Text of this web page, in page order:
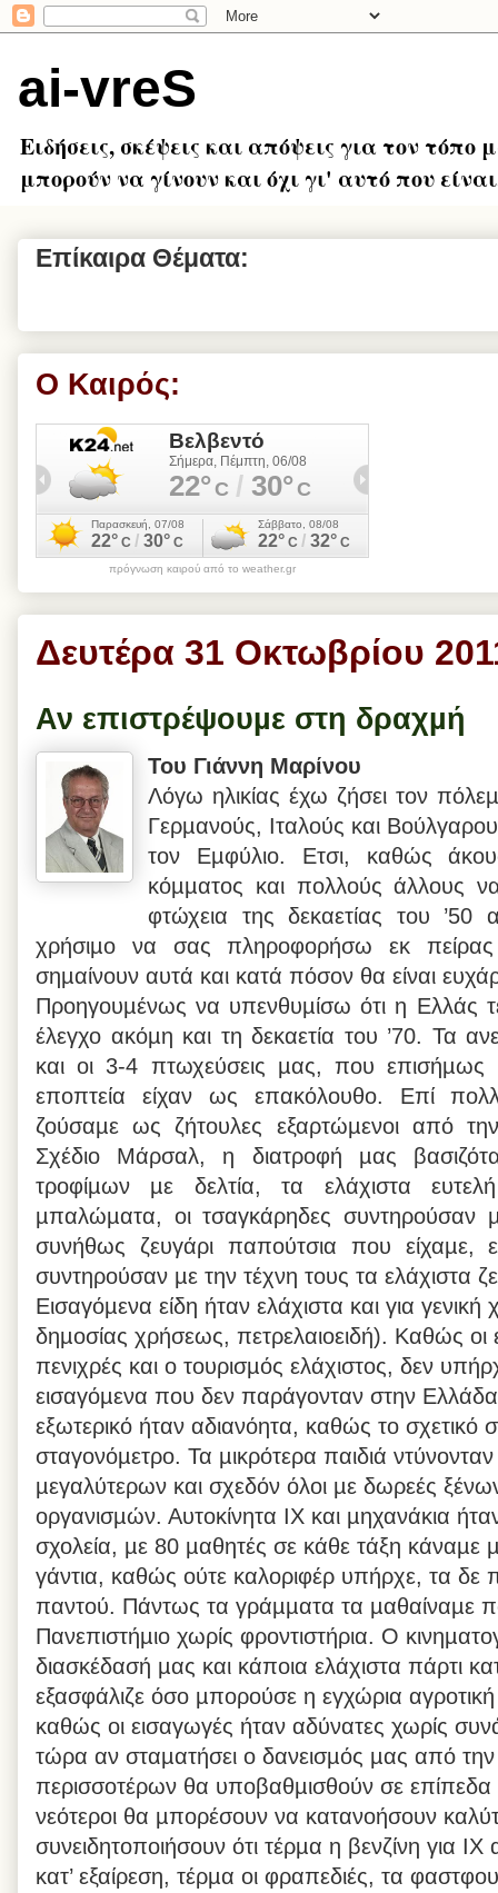
ai-vreS
Ειδήσεις, σκέψεις και απόψεις για τον
μπορούν να γίνουν και όχι γι' αυτό που
Επίκαιρα Θέματα:
Ο Καιρός:
πρόγνωση καιρού από το weather.gr
Δευτέρα 31 Οκτωβρίου
Αν επιστρέψουµε στη δραχµή
Του Γιάννη Μαρίνου
Λόγω ηλικίας έχω ζήσει τον
Γερµανούς, Ιταλούς και
τον Εµφύλιο. Ετσι, καθώς
κόµµατος και πολλούς άλλους
φτώχεια της δεκαετίας του
χρήσιµο να σας πληροφορήσω εκ πείρας
σηµαίνουν αυτά και κατά πόσον θα είναι
Προηγουµένως να υπενθυµίσω ότι η Ελλάς
έλεγχο ακόµη και τη δεκαετία του ’70. Τα
και οι 3-4 πτωχεύσεις µας, που επισήµως
εποπτεία είχαν ως επακόλουθο. Επί
ζούσαµε ως ζήτουλες εξαρτώµενοι από
Σχέδιο Μάρσαλ, η διατροφή µας
τροφίµων µε δελτία, τα ελάχιστα
µπαλώµατα, οι τσαγκάρηδες συντηρούσαν
συνήθως ζευγάρι παπούτσια που είχαµε,
συντηρούσαν µε την τέχνη τους τα ελάχιστα
Εισαγόµενα είδη ήταν ελάχιστα και για
δηµοσίας χρήσεως, πετρελαιοειδή). Καθώς
πενιχρές και ο τουρισµός ελάχιστος, δεν
εισαγόµενα που δεν παράγονταν στην
εξωτερικό ήταν αδιανόητα, καθώς το σχετικό
σταγονόµετρο. Τα µικρότερα παιδιά
µεγαλύτερων και σχεδόν όλοι µε δωρεές
οργανισµών. Αυτοκίνητα ΙΧ και µηχανάκια
σχολεία, µε 80 µαθητές σε κάθε τάξη κάναµε
γάντια, καθώς ούτε καλοριφέρ υπήρχε, τα
παντού. Πάντως τα γράµµατα τα µαθαίναµε
Πανεπιστήµιο χωρίς φροντιστήρια. Ο
διασκέδασή µας και κάποια ελάχιστα πάρτι
εξασφάλιζε όσο µπορούσε η εγχώρια
καθώς οι εισαγωγές ήταν αδύνατες χωρίς
τώρα αν σταµατήσει ο δανεισµός µας από
περισσοτέρων θα υποβαθµισθούν σε επίπεδα
νεότεροι θα µπορέσουν να κατανοήσουν
συνειδητοποιήσουν ότι τέρµα η βενζίνη για ΙΧ
κατ’ εξαίρεση, τέρµα οι φραπεδιές, τα